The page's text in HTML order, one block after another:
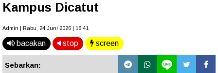
Kampus Dicatut
Admin | Rabu, 24 Juni 2026 | 16.41
bacakan stop screen
Sebarkan: